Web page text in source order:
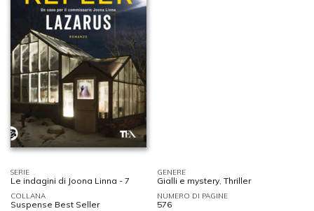
SERIE
Le indagini di Joona Linna - 7
GENERE
Gialli e mystery, Thriller
COLLANA
Suspense Best Seller
NUMERO DI PAGINE
576